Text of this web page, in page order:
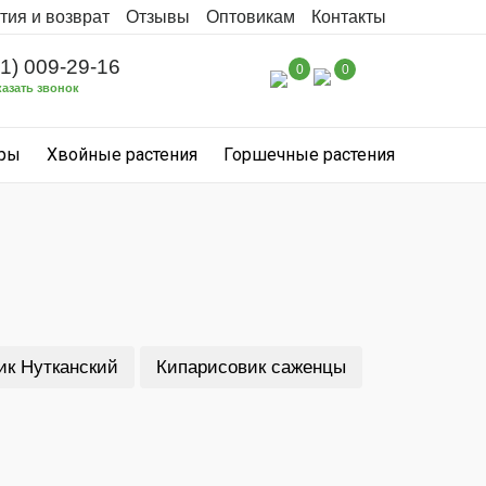
и возврат Отзывы Оптовикам Контакты
009-29-16
звонок
0 0
Хвойные растения Горшечные растения
Нутканский Кипарисовик саженцы